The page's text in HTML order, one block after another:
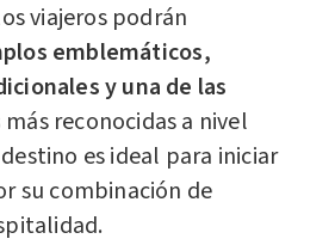
viajeros podrán
emblemáticos,
y una de las
más reconocidas a nivel
es ideal para iniciar
su combinación de